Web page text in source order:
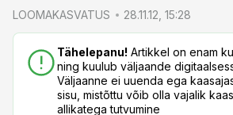
LOOMAKASVATUS 28.11.12, 15:28
Tähelepanu! Artikkel on enam
ning kuulub väljaande
Väljaanne ei uuenda ega
sisu, mistõttu võib olla vajalik
allikatega tutvumine